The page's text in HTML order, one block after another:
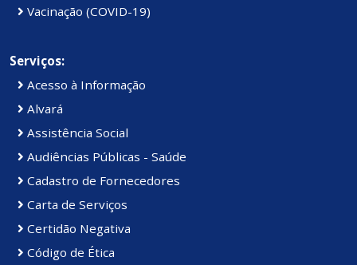
Vacinação (COVID-19)
Serviços:
Acesso à Informação
Alvará
Assistência Social
Audiências Públicas - Saúde
Cadastro de Fornecedores
Carta de Serviços
Certidão Negativa
Código de Ética